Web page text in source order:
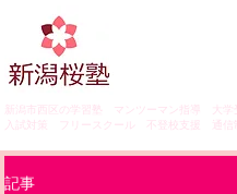
新潟市西区の学習塾 マンツーマン指導 大学
入試対策 フリースクール 不登校支援 通信
記事